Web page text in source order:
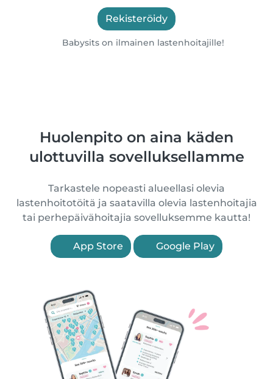
Rekisteröidy
Babysits on ilmainen lastenhoitajille!
Huolenpito on aina käden
ulottuvilla sovelluksellamme
Tarkastele nopeasti alueellasi olevia
lastenhoitotöitä ja saatavilla olevia lastenhoitajia
tai perhepäivähoitajia sovelluksemme kautta!
App Store Google Play